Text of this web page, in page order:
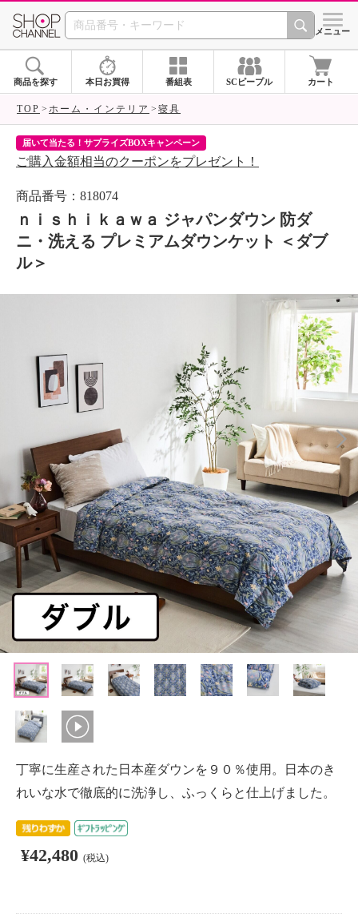
SHOP CHANNEL シメニュー
商品を探す 本日お買得 番組表 SCピープル カート
TOP ホーム・インテリア 寝具
届いて当たる！サプライズBOXキャンペーン
ご購入金額相当のクーポンをプレゼント！
商品番号：818074
ｎｉｓｈｉｋａｗａ ジャパンダウン 防ダ
ニ・洗える プレミアムダウンケット ＜ダブ
ル＞
丁寧に生産された日本産ダウンを９０％使用。日本のき
れいな水で徹底的に洗浄し、ふっくらと仕上げました。
¥42,480 (税込)